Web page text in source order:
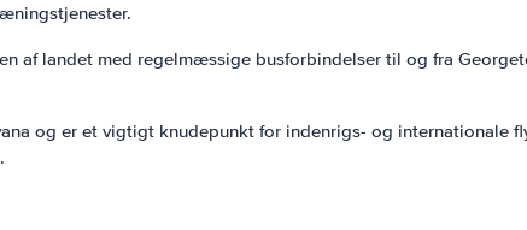
af ​​landet med regelmæssige busforbindelser til og fra
og er et vigtigt knudepunkt for indenrigs- og